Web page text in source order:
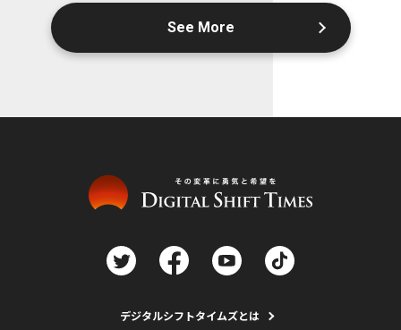
See More
デジタルシフトタイムズとは